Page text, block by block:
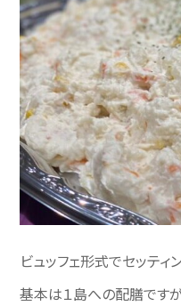
ビュッフェ形式でセッティ
基本は１島への配膳です